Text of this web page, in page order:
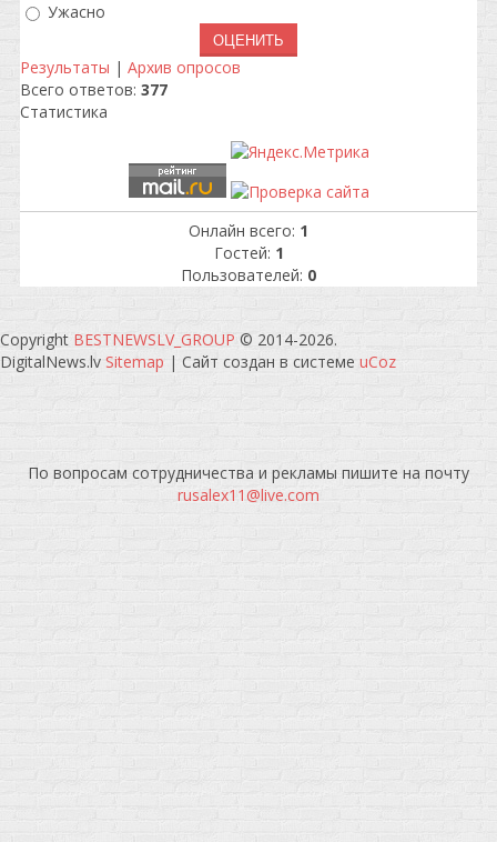
Ужасно
Результаты | Архив опросов
Всего ответов: 377
Статистика
Онлайн всего: 1
Гостей: 1
Пользователей: 0
Copyright BESTNEWSLV_GROUP © 2014-2026.
DigitalNews.lv Sitemap | Сайт создан в системе uCoz
По вопросам сотрудничества и рекламы пишите на почту
rusalex11@live.com